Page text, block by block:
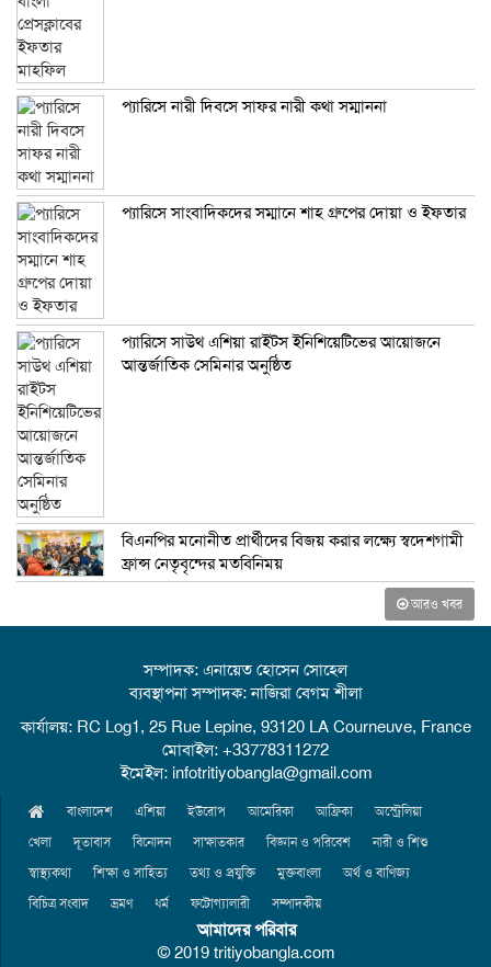
প্যারিসে নারী দিবসে সাফর নারী কথা সম্মাননা
প্যারিসে সাংবাদিকদের সম্মানে শাহ গ্রুপের দোয়া ও ইফতার
প্যারিসে সাউথ এশিয়া রাইটস ইনিশিয়েটিভের আয়োজনে
আন্তর্জাতিক সেমিনার অনুষ্ঠিত
বিএনপির মনোনীত প্রার্থীদের বিজয় করার লক্ষ্যে স্বদেশগামী
ফ্রান্স নেতৃবৃন্দের মতবিনিময়
আরও খবর
সম্পাদক: এনায়েত হোসেন সোহেল
ব্যবস্থাপনা সম্পাদক: নাজিরা বেগম শীলা
কার্যালয়: RC Log1, 25 Rue Lepine, 93120 LA Courneuve, France
মোবাইল: +33778311272
ইমেইল: infotritiyobangla@gmail.com
বাংলাদেশ এশিয়া ইউরোপ আমেরিকা আফ্রিকা
অস্ট্রেলিয়া
খেলা
দূতাবাস বিনোদন সাক্ষাতকার বিজ্ঞান ও পরিবেশ
নারী ও শিশু
স্বাস্থ্যকথা
শিক্ষা ও সাহিত্য তথ্য ও প্রযুক্তি মুক্তবাংলা
অর্থ ও বাণিজ্য
বিচিত্র সংবাদ
ভ্রমণ ধর্ম ফটোগ্যালারী সম্পাদকীয়
আমাদের পরিবার
© 2019 tritiyobangla.com